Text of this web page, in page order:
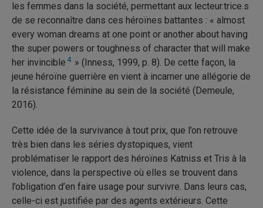
les femmes dans la société, permettant aux lecteur.trice.s
de se reconnaître dans ces héroïnes battantes : « almost
every woman dreams at one point or another about having
the super powers or toughness of character that will make
her invincible 4 » (Inness, 1999, p. 8). De cette façon, la
jeune héroïne guerrière en vient à incarner une allégorie de
la résistance féminine au sein de la société (Demeule,
2016).
Cette idée de la survivance à tout prix, que l’on retrouve
très bien dans les séries dystopiques, vient
problématiser le rapport des héroïnes Katniss et Tris à la
violence, dans la perspective où elles se trouvent dans
l’obligation d’en faire usage pour survivre. Dans leurs cas,
celle-ci est justifiée par des agents extérieurs. Cette